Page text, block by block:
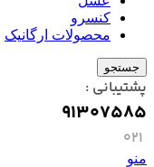
کنسرو
محصولات ارگانیک
جستجو
پشتیبانی :
91307585
۰۲۱
منو